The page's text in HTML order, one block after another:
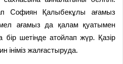
Софиян Қа­лыбекұлы ағамыз
ағамыз да қалам қуатымен
шетінде атойлап жүр. Қазір
жалғастыруда.